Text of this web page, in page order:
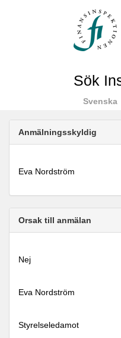
Sök
Svenska
Anmälningsskyldig
Eva Nordström
Orsak till anmälan
Nej
Eva Nordström
Styrelseledamot